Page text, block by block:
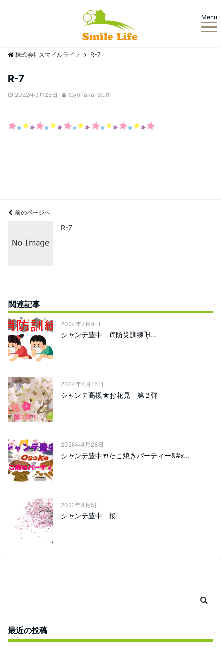
Menu
株式会社スマイルライフ R-7
R-7
2022年3月25日 toyonaka-stuff
前のページへ
R-7
関連記事
2024年7月4日
シャンテ豊中 🧯防災訓練ᾞ...
2024年4月15日
シャンテ高槻★お花見 第２弾
2026年4月28日
シャンテ豊中🍴たこ焼きパーティー&#x...
2022年4月5日
シャンテ豊中 桜
最近の投稿